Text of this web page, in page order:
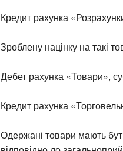
Кредит рахунка
Зроблену націнку на такі
Дебет рахунка «Товари»,
Кредит рахунка
Одержані товари мають